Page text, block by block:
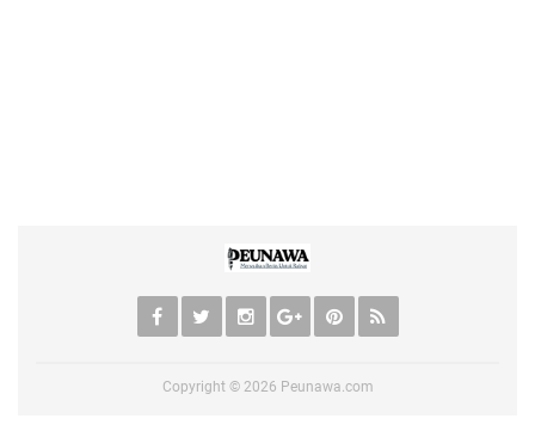
Copyright © 2026 Peunawa.com